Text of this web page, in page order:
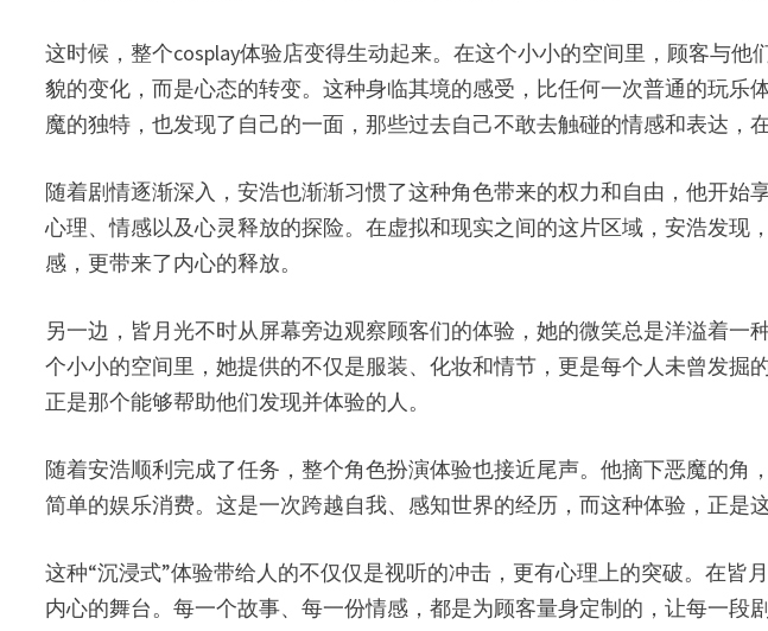
这时候，整个cosplay体验店变得生动起来。在这个小小的空间里，顾客与
貌的变化，而是心态的转变。这种身临其境的感受，比任何一次普通的玩
魔的独特，也发现了自己的一面，那些过去自己不敢去触碰的情感和表达，
随着剧情逐渐深入，安浩也渐渐习惯了这种角色带来的权力和自由，他开
心理、情感以及心灵释放的探险。在虚拟和现实之间的这片区域，安浩发
感，更带来了内心的释放。
另一边，皆月光不时从屏幕旁边观察顾客们的体验，她的微笑总是洋溢着
个小小的空间里，她提供的不仅是服装、化妆和情节，更是每个人未曾发
正是那个能够帮助他们发现并体验的人。
随着安浩顺利完成了任务，整个角色扮演体验也接近尾声。他摘下恶魔的
简单的娱乐消费。这是一次跨越自我、感知世界的经历，而这种体验，正是
这种“沉浸式”体验带给人的不仅仅是视听的冲击，更有心理上的突破。在
内心的舞台。每一个故事、每一份情感，都是为顾客量身定制的，让每一段